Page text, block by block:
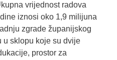
vrijednost radova
iznosi oko 1,9 milijuna
zgrade županijskog
u sklopu koje su dvije
prostor za